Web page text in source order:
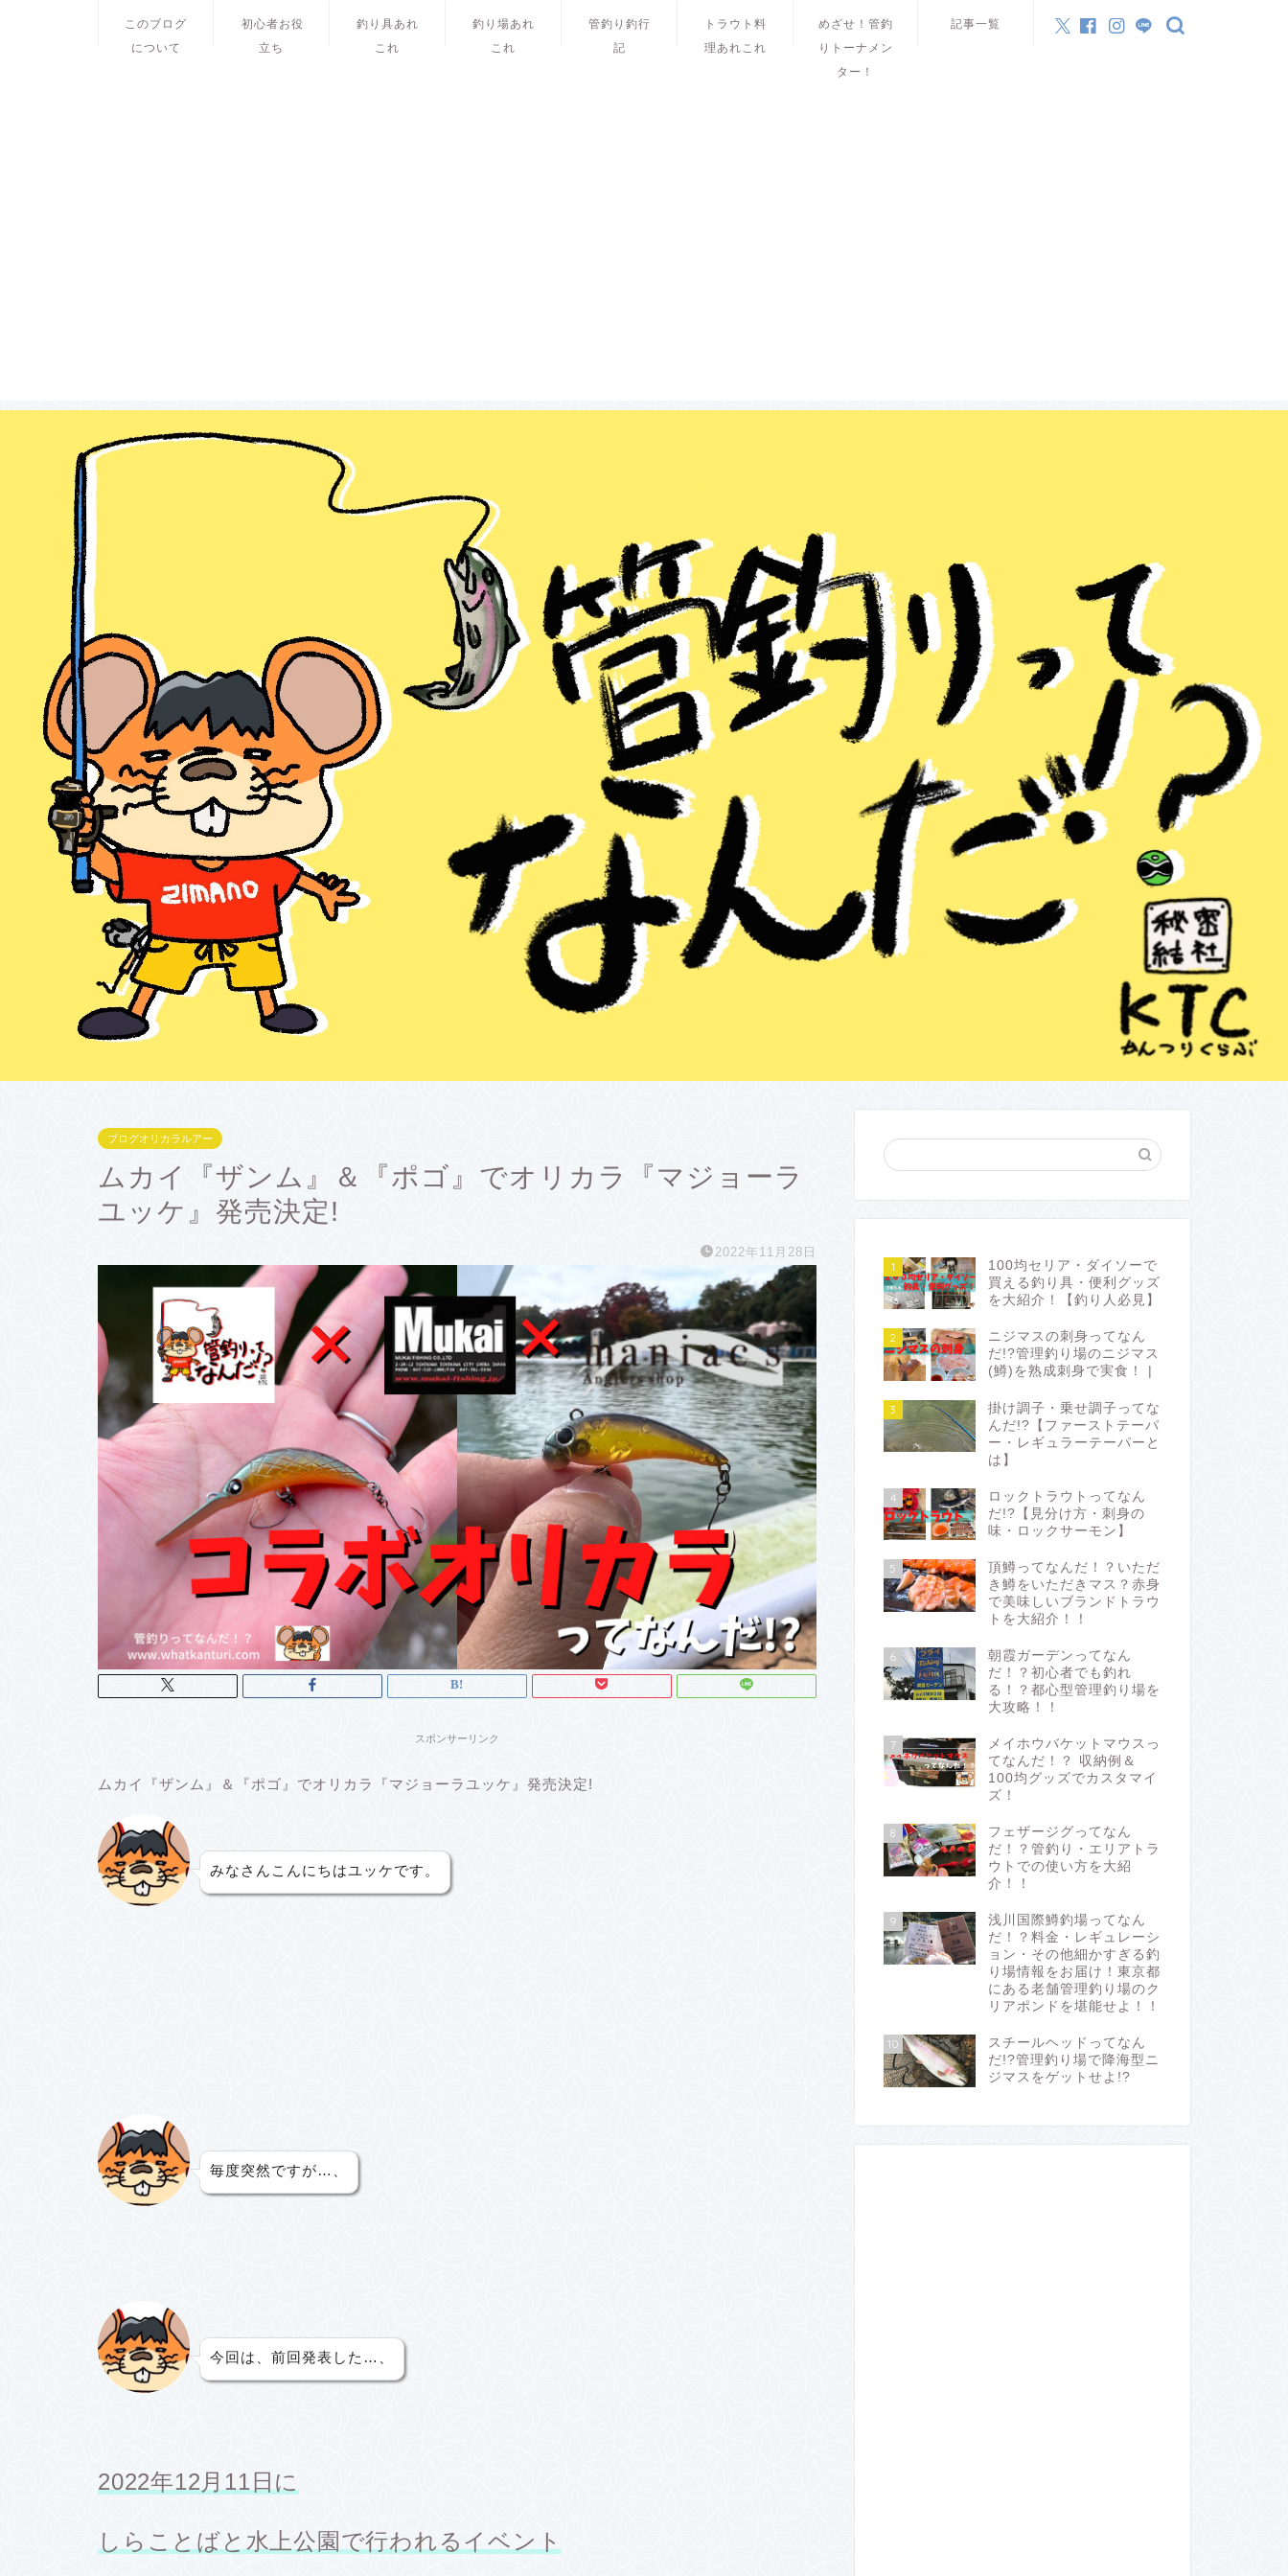
このブログ
について
初心者お役
立ち
釣り具あれ
これ
釣り場あれ
これ
管釣り釣行
記
トラウト料
理あれこれ
めざせ！管釣
りトーナメン
ター！
記事一覧
ブログオリカラルアー
ムカイ『ザンム』＆『ポゴ』でオリカラ『マジョーラ
ユッケ』発売決定!
2022年11月28日
スポンサーリンク
ムカイ『ザンム』＆『ポゴ』でオリカラ『マジョーラユッケ』発売決定!
みなさんこんにちはユッケです。
毎度突然ですが…、
今回は、前回発表した…、
2022年12月11日に
しらことばと水上公園で行われるイベント
1
100均セリア・ダイソーで
買える釣り具・便利グッズ
を大紹介！【釣り人必見】
2
ニジマスの刺身ってなん
だ!?管理釣り場のニジマス
(鱒)を熟成刺身で実食！ |
3
掛け調子・乗せ調子ってな
んだ!?【ファーストテーパ
ー・レギュラーテーパーと
は】
4
ロックトラウトってなん
だ!?【見分け方・刺身の
味・ロックサーモン】
5
頂鱒ってなんだ！？いただ
き鱒をいただきマス？赤身
で美味しいブランドトラウ
トを大紹介！！
6
朝霞ガーデンってなん
だ！？初心者でも釣れ
る！？都心型管理釣り場を
大攻略！！
7
メイホウバケットマウスっ
てなんだ！？ 収納例＆
100均グッズでカスタマイ
ズ！
8
フェザージグってなん
だ！？管釣り・エリアトラ
ウトでの使い方を大紹
介！！
9
浅川国際鱒釣場ってなん
だ！？料金・レギュレーシ
ョン・その他細かすぎる釣
り場情報をお届け！東京都
にある老舗管理釣り場のク
リアポンドを堪能せよ！！
10
スチールヘッドってなん
だ!?管理釣り場で降海型ニ
ジマスをゲットせよ!?